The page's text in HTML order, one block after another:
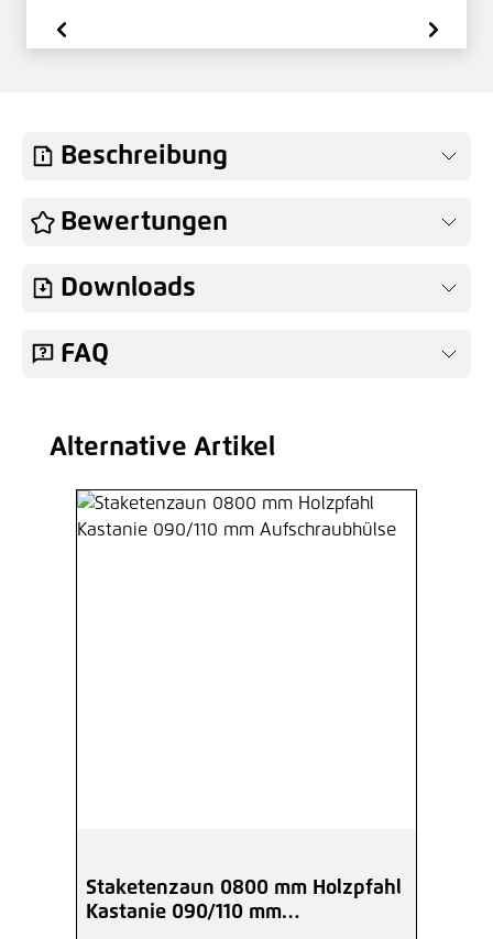
Beschreibung
Bewertungen
Downloads
FAQ
Produktgalerie überspringen
Alternative Artikel
Staketenzaun 0800 mm Holzpfahl
Kastanie 090/110 mm